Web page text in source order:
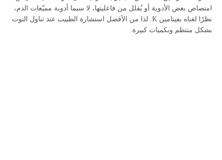
امتصاص بعض الأدوية أو يُقلل من فاعليتها، لا سيما أدوية مميّعات الدم،
نظرًا لغناه بفيتامين K. لذا من الأفضل استشارة الطبيب عند تناول التوت
بشكل منتظم وبكميات كبيرة.